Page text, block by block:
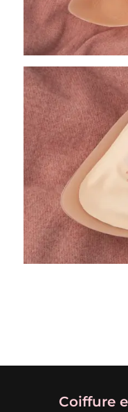
Coiffure